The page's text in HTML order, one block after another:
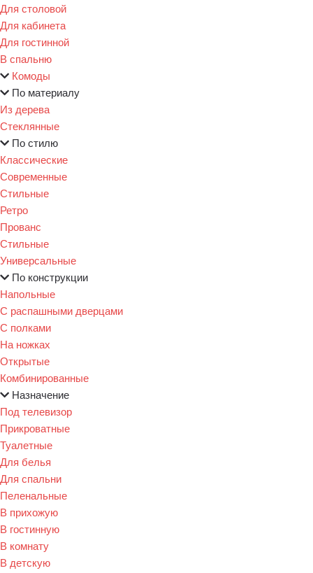
Для столовой
Для кабинета
Для гостинной
В спальню
Комоды
По материалу
Из дерева
Стеклянные
По стилю
Классические
Современные
Стильные
Ретро
Прованс
Стильные
Универсальные
По конструкции
Напольные
С распашными дверцами
С полками
На ножках
Открытые
Комбинированные
Назначение
Под телевизор
Прикроватные
Туалетные
Для белья
Для спальни
Пеленальные
В прихожую
В гостинную
В комнату
В детскую